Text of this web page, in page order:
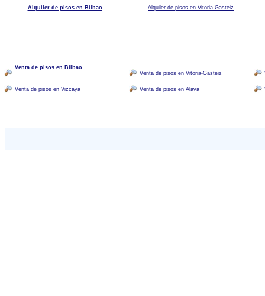
Alquiler de pisos en Bilbao Alquiler de pisos en Vitoria-Gasteiz
Venta de pisos en Bilbao
Venta de pisos en Vitoria-Gasteiz
Venta de pisos en Vizcaya Venta de pisos en Alava